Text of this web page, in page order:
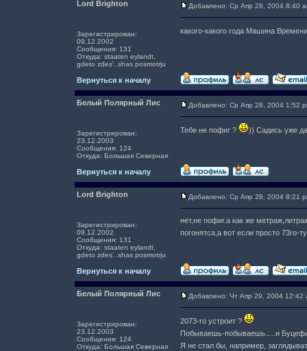
Lord Brighton
Зарегистрирован:
09.12.2002
Сообщения: 131
Откуда: staaten eylandt,
gdeto zdes'..shas posmotrju
Добавлено: Ср Апр 28, 2004 8:40
какого-какого года Машина
Вернуться к началу
Белый Полярный Лис
Зарегистрирован:
23.12.2003
Сообщения: 124
Откуда: Большая Северная
Добавлено: Ср Апр 28, 2004 1:52
Тебе не пофиг ? )) Садись уже
Вернуться к началу
Lord Brighton
Зарегистрирован:
09.12.2002
Сообщения: 131
Откуда: staaten eylandt,
gdeto zdes'..shas posmotrju
Добавлено: Ср Апр 28, 2004 8:21
нет,не пофиг.а как же
погонятса,а вот если просто
Вернуться к началу
Белый Полярный Лис
Зарегистрирован:
23.12.2003
Сообщения: 124
Откуда: Большая Северная
Добавлено: Чт Апр 29, 2004 12:42
2073-го устроит ?
Побываешь-побываешь.....и
Я не стал бы, например,